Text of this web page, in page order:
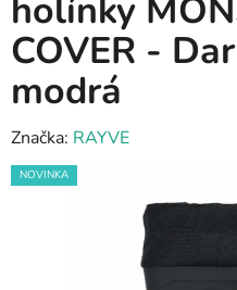
holínky
COVER -
modrá
Značka: RAYVE
NOVINKA